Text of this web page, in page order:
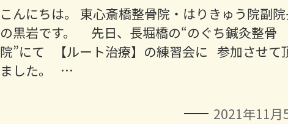
こんにちは。 東心斎橋整骨院・はりきゅう院副
の黒岩です。 先日、長堀橋の“のぐち鍼灸整骨
院”にて 【ルート治療】の練習会に 参加させて
ました。 …
2021年11月